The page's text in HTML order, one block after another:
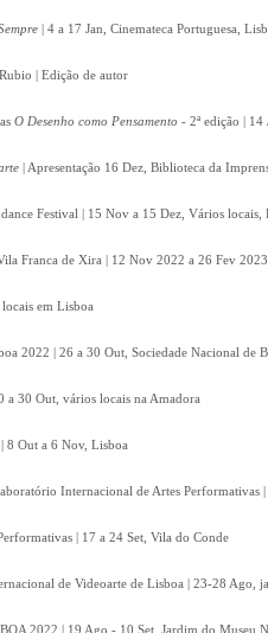
| 4 a 17 Jan, Cinemateca Portuguesa,
| Edição de autor
O Desenho como Pensamento - 2ª edição |
| Apresentação 16 Dez, Biblioteca da
Festival | 15 Nov a 15 Dez, Vários locais,
Franca de Xira | 12 Nov 2022 a 26 Fev
em Lisboa
2022 | 26 a 30 Out, Sociedade Nacional de
a 30 Out, vários locais na Amadora
8 Out a 6 Nov, Lisboa
Internacional de Artes Performativas
| 17 a 24 Set, Vila do Conde
de Videoarte de Lisboa | 23-28 Ago,
2022 | 19 Ago - 10 Set, Jardim do Museu